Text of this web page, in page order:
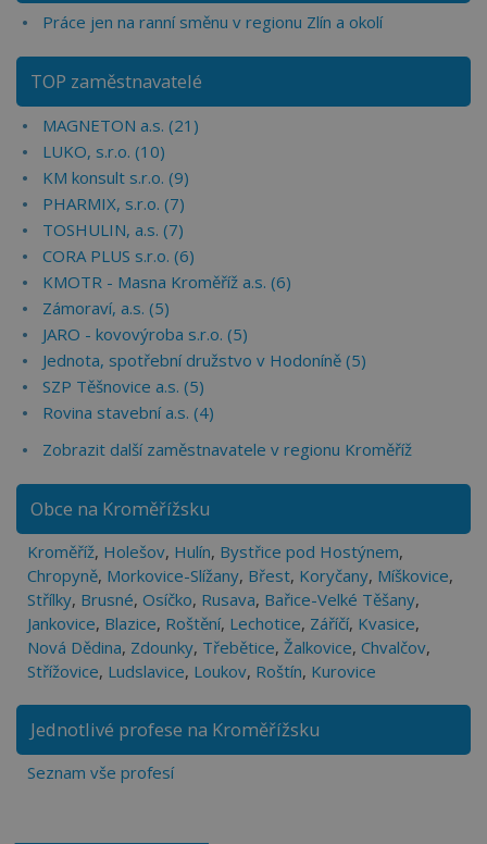
Práce jen na ranní směnu v regionu Zlín a okolí
TOP zaměstnavatelé
MAGNETON a.s. (21)
LUKO, s.r.o. (10)
KM konsult s.r.o. (9)
PHARMIX, s.r.o. (7)
TOSHULIN, a.s. (7)
CORA PLUS s.r.o. (6)
KMOTR - Masna Kroměříž a.s. (6)
Zámoraví, a.s. (5)
JARO - kovovýroba s.r.o. (5)
Jednota, spotřební družstvo v Hodoníně (5)
SZP Těšnovice a.s. (5)
Rovina stavební a.s. (4)
Zobrazit další zaměstnavatele v regionu Kroměříž
Obce na Kroměřížsku
Kroměříž, Holešov, Hulín, Bystřice pod Hostýnem,
Chropyně, Morkovice-Slížany, Břest, Koryčany, Míškovice,
Střílky, Brusné, Osíčko, Rusava, Bařice-Velké Těšany,
Jankovice, Blazice, Roštění, Lechotice, Záříčí, Kvasice,
Nová Dědina, Zdounky, Třebětice, Žalkovice, Chvalčov,
Střížovice, Ludslavice, Loukov, Roštín, Kurovice
Jednotlivé profese na Kroměřížsku
Seznam vše profesí